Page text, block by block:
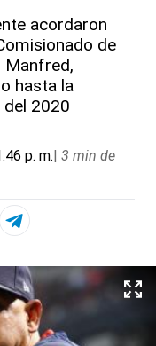
acordaron
de
Manfred,
hasta la
2020
p. m.| 3 min de